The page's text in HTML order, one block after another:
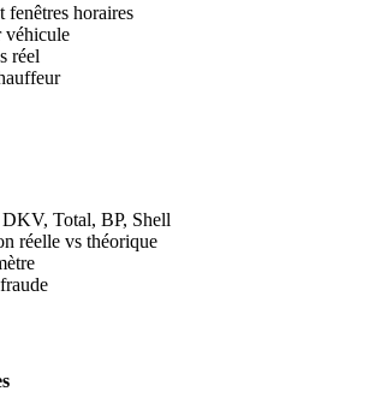
fenêtres horaires
véhicule
réel
Total, BP, Shell
réelle vs théorique